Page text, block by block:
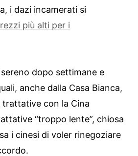
i dazi incamerati si
più alti per i
dopo settimane e
anche dalla Casa Bianca,
trattative con la Cina
“troppo lente”, chiosa
i cinesi di voler rinegoziare